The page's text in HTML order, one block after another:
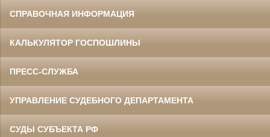
СПРАВОЧНАЯ ИНФОРМАЦИЯ
КАЛЬКУЛЯТОР ГОСПОШЛИНЫ
ПРЕСС-СЛУЖБА
УПРАВЛЕНИЕ СУДЕБНОГО ДЕПАРТАМЕНТА
СУДЫ СУБЪЕКТА РФ